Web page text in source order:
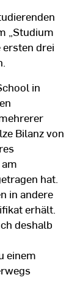
„Studium
ersten drei
in
Bilanz von
hat.
in andere
erhält.
deshalb
einem